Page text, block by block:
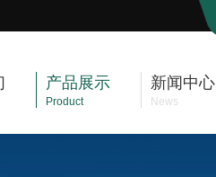
产品展示
Product
新闻中心
News